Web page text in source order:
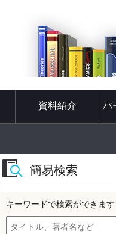
資料紹介 パ
簡易検索
キーワードで検索ができます